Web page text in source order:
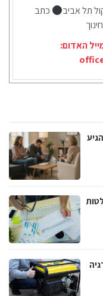
תל אביב
כתב
האדום: